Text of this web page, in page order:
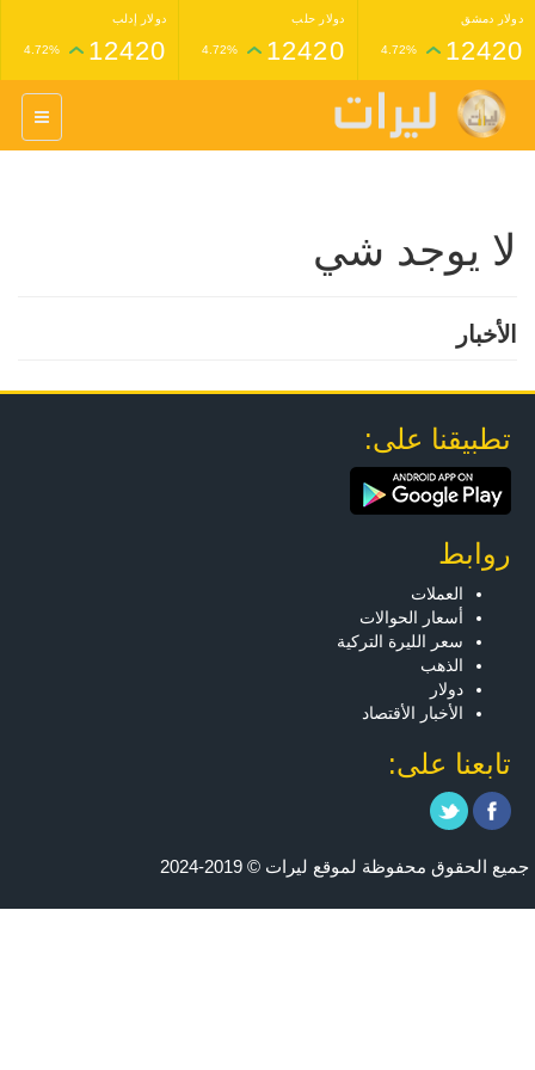
دولار دمشق
12420
4.72%
دولار حلب
12420
4.72%
دولار إدلب
12420
4.72%
غرام عيار 24 ذهب
1,398,000
4.33%
1,227,000
لا يوجد شي
الأخبار
تطبيقنا على:
روابط
العملات
أسعار الحوالات
سعر الليرة التركية
الذهب
دولار
الأخبار الأقتصاد
تابعنا على:
جميع الحقوق محفوظة لموقع ليرات © 2019-2024